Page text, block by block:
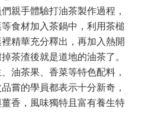
手體驗打油茶製作過程，
食材加入茶鍋中，利用茶槌
精華充分釋出，再加入熱開
茶渣後就是道地的油茶了。
油茶果、香菜等特色配料，
嘗的學員都表示十分新奇，
香，風味獨特且富有養生特